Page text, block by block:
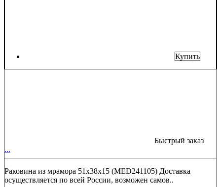
Купить
Быстрый заказ
...
Раковина из мрамора 51х38х15 (MED241105) Доставка
осуществляется по всей России, возможен самов..